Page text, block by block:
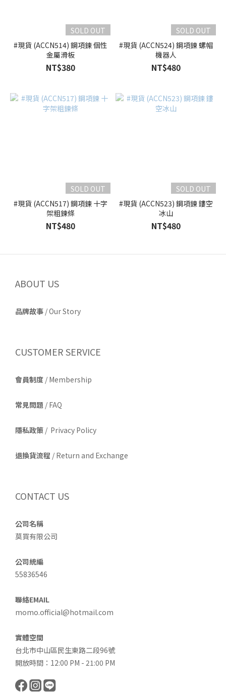
SOLD OUT
#現貨 (ACCN514) 鋼項鍊 個性
金屬滑板
NT$380
SOLD OUT
#現貨 (ACCN524) 鋼項鍊 螺帽
機器人
NT$480
SOLD OUT
#現貨 (ACCN517) 鋼項鍊 十字
架粗鍊條
NT$480
SOLD OUT
#現貨 (ACCN523) 鋼項鍊 鏤空
冰山
NT$480
ABOUT US
品牌故事 /Our Story
CUSTOMER SERVICE
會員制度 / Membership
常見問題 / FAQ
隱私政策 / Privacy Policy
退換貨流程 / Return and Exchange
CONTACT US
公司名稱
莫買有限公司
公司統編
55836546
聯絡EMAIL
momo.official@hotmail.com
實體空間
台北市中山區民生東路二段96號
開放時間：12:00 PM - 21:00 PM